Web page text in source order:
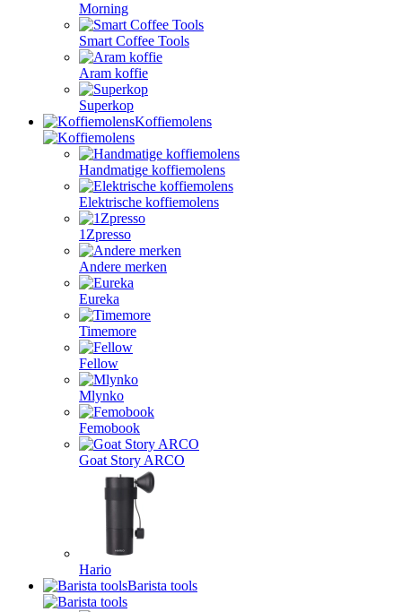
Morning
Smart Coffee Tools
Aram koffie
Superkop
Koffiemolens
Handmatige koffiemolens
Elektrische koffiemolens
1Zpresso
Andere merken
Eureka
Timemore
Fellow
Mlynko
Femobook
Goat Story ARCO
Hario
Barista tools